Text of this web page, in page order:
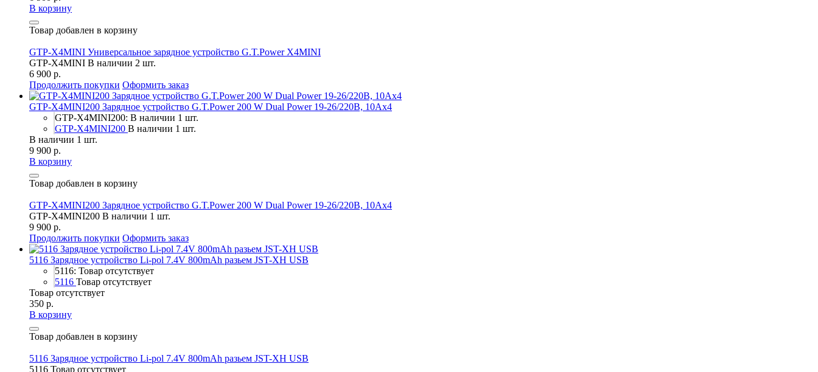
В корзину
Товар добавлен в корзину
GTP-X4MINI Универсальное зарядное устройство G.T.Power X4MINI
GTP-X4MINI В наличии 2 шт.
6 900 р.
Продолжить покупки Оформить заказ
GTP-X4MINI200 Зарядное устройство G.T.Power 200 W Dual Power 19-26/220В, 10Aх4
GTP-X4MINI200: В наличии 1 шт.
GTP-X4MINI200 В наличии 1 шт.
В наличии 1 шт.
9 900 р.
В корзину
Товар добавлен в корзину
GTP-X4MINI200 Зарядное устройство G.T.Power 200 W Dual Power 19-26/220В, 10Aх4
GTP-X4MINI200 В наличии 1 шт.
9 900 р.
Продолжить покупки Оформить заказ
5116 Зарядное устройство Li-pol 7.4V 800mAh разьем JST-XH USB
5116: Товар отсутствует
5116 Товар отсутствует
Товар отсутствует
350 р.
В корзину
Товар добавлен в корзину
5116 Зарядное устройство Li-pol 7.4V 800mAh разьем JST-XH USB
5116 Товар отсутствует